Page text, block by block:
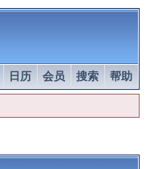
帮助
搜索
会员
日历